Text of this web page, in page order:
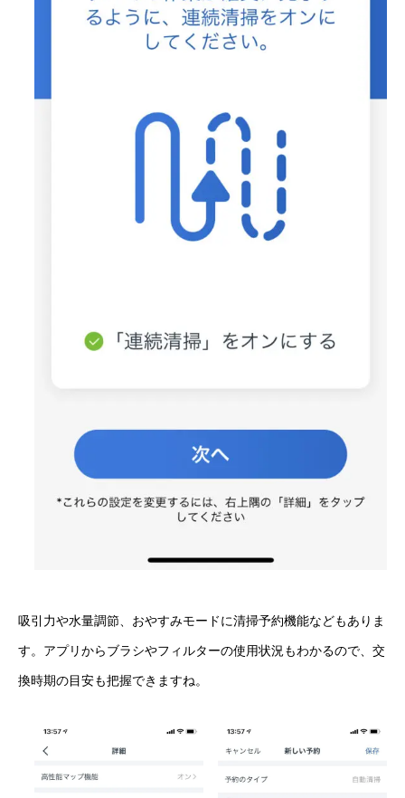
吸引力や水量調節、おやすみモードに清掃予約機能などもありま
す。アプリからブラシやフィルターの使用状況もわかるので、交
換時期の目安も把握できますね。